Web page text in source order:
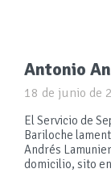
Antonio
18 de junio de
El Servicio de
Bariloche
Andrés
domicilio, sito